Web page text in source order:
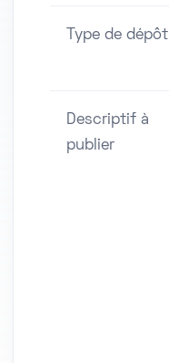
Type de dépôt
Descriptif à
publier